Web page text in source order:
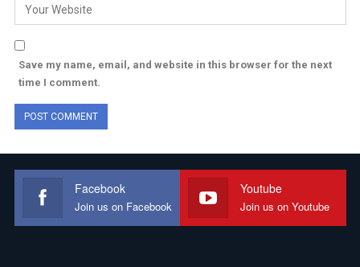
Save my name, email, and website in this browser for the next
time I comment.
Facebook
Join us on Facebook
Youtube
Join us on Youtube